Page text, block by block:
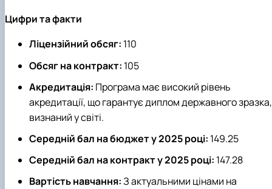
Цифри та факти
Ліцензійний обсяг: 110
Обсяг на контракт: 105
Акредитація: Програма має високий рівень
акредитації, що гарантує диплом державного зразка,
визнаний у світі.
Середній бал на бюджет у 2025 році: 149.25
Середній бал на контракт у 2025 році: 147.28
Вартість навчання:З актуальними цінами на